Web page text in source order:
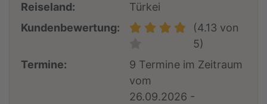
Reiseland:
Türkei
Kundenbewertung:
(4.13 von
5)
Termine:
9 Termine im Zeitraum
vom
26.09.2026 -